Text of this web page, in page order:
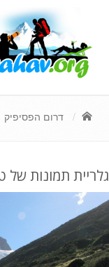
דרום הפסיפיק
גלריית תמונות של